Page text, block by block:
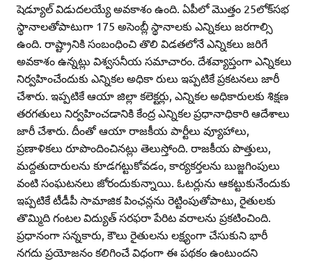
షెడ్యూల్‌ విడుదలయ్యే అవకాశం ఉంది. ఏపీలో మొత్తం 25లోక్‌సభ
స్థానాలతోపాటుగా 175 అసెంబ్లీ స్థానాలకు ఎన్నికలు జరగాల్సి
ఉంది. రాష్ట్రానికి సంబంధించి తొలి విడతలోనే ఎన్నికలు జరిగే
అవకాశం ఉన్నట్లు విశ్వసనీయ సమాచారం. దేశవ్యాప్తంగా ఎన్నికలు
నిర్వహించేందుకు ఎన్నికల అధికా రులు ఇప్పటికే ప్రకటనలు జారీ
చేశారు. ఇప్పటికే ఆయా జిల్లా కలెక్టర్లు, ఎన్నికల అధికారులకు శిక్షణ
తరగతులు నిర్వహించడానికి కేంద్ర ఎన్నికల ప్రధానాధికారి ఆదేశాలు
జారీ చేశారు. దీంతో ఆయా రాజకీయ పార్టీలు వ్యూహాలు,
ప్రణాళికలు రూపొందించినట్లు తెలుస్తోంది. రాజకీయ పొత్తులు,
మద్దతుదారులను కూడగట్టుకోవడం, కార్యకర్తలను బుజ్జగింపులు
వంటి సంఘటనలు జోరందుకున్నాయి. ఓటర్లును ఆకట్టుకునేందుకు
ఇప్పటికే టీడీపీ సామాజిక పింఛన్లను రెట్టింపుతోపాటు, రైతులకు
తొమ్మిది గంటల విద్యుత్‌ సరఫరా పేరిట వరాలను ప్రకటించింది.
ప్రధానంగా సన్నకారు, కౌలు రైతులను లక్ష్యంగా చేసుకుని భారీ
నగదు ప్రయోజనం కలిగించే విధంగా ఈ పథకం ఉంటుందని